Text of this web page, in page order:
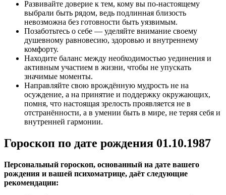
Развивайте доверие к тем, кому вы по-настоящему
выбрали быть рядом, ведь подлинная близость
невозможна без готовности быть уязвимым.
Позаботьтесь о себе — уделяйте внимание своему
душевному равновесию, здоровью и внутреннему
комфорту.
Находите баланс между необходимостью уединения и
активным участием в жизни, чтобы не упускать
значимые моменты.
Направляйте свою врождённую мудрость не на
осуждение, а на принятие и поддержку окружающих,
помня, что настоящая зрелость проявляется не в
отстранённости, а в умении быть в мире, не теряя себя и
внутренней гармонии.
Гороскоп по дате рождения 01.10.1987
Персональный гороскоп, основанный на дате вашего
рождения и вашей психоматрице, даёт следующие
рекомендации: